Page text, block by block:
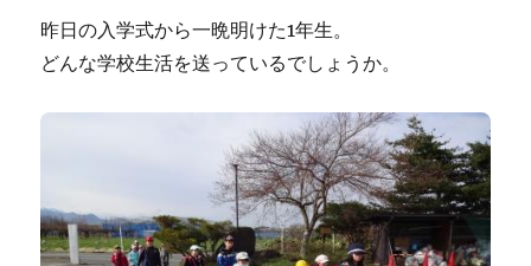
昨日の入学式から一晩明けた1年生。
どんな学校生活を送っているでしょうか。